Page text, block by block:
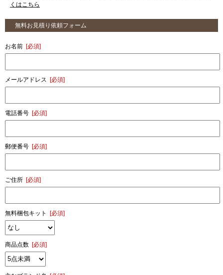
くはこちら
無料お見積り依頼フォーム
お名前 [必須]
メールアドレス [必須]
電話番号 [必須]
郵便番号 [必須]
ご住所 [必須]
無料梱包キット [必須]
商品点数 [必須]